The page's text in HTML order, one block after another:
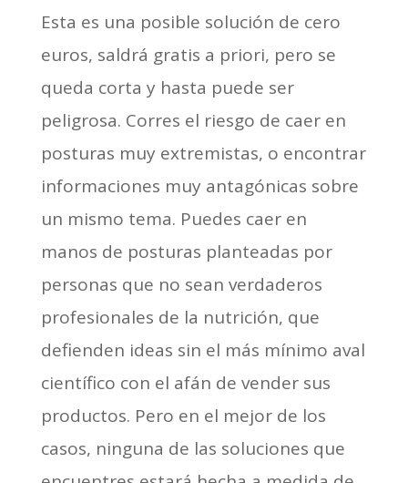
Esta es una posible solución de cero
euros, saldrá gratis a priori, pero se
queda corta y hasta puede ser
peligrosa. Corres el riesgo de caer en
posturas muy extremistas, o encontrar
informaciones muy antagónicas sobre
un mismo tema. Puedes caer en
manos de posturas planteadas por
personas que no sean verdaderos
profesionales de la nutrición, que
defienden ideas sin el más mínimo aval
científico con el afán de vender sus
productos. Pero en el mejor de los
casos, ninguna de las soluciones que